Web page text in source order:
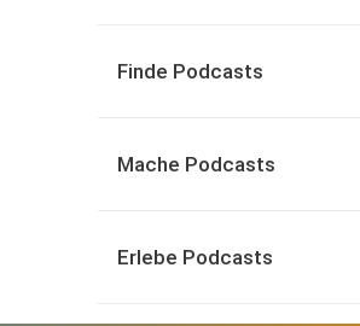
Finde Podcasts
Mache Podcasts
Erlebe Podcasts